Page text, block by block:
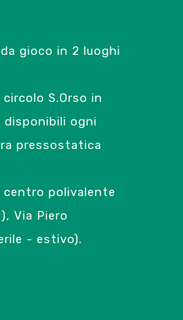
gioco in 2 luoghi
S.Orso in
disponibili ogni
pressostatica
polivalente
Via Piero
- estivo).